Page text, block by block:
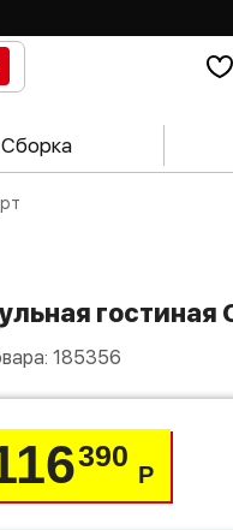
Сборка
185356
390
Р